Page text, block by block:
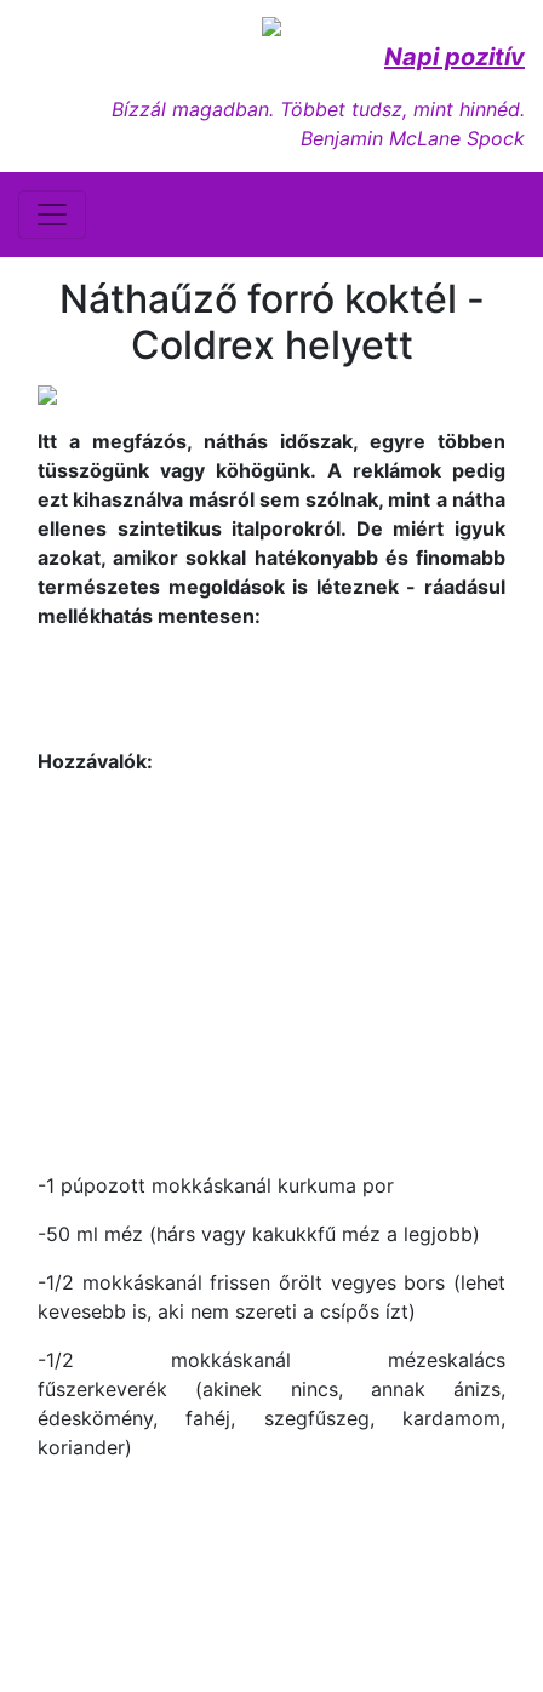
Napi pozitív
Bízzál magadban. Többet tudsz, mint hinnéd.
Benjamin McLane Spock
Náthaűző forró koktél -
Coldrex helyett
Itt a megfázós, náthás időszak, egyre többen
tüsszögünk vagy köhögünk. A reklámok pedig
ezt kihasználva másról sem szólnak, mint a nátha
ellenes szintetikus italporokról. De miért igyuk
azokat, amikor sokkal hatékonyabb és finomabb
természetes megoldások is léteznek - ráadásul
mellékhatás mentesen:
Hozzávalók:
-1 púpozott mokkáskanál kurkuma por
-50 ml méz (hárs vagy kakukkfű méz a legjobb)
-1/2 mokkáskanál frissen őrölt vegyes bors (lehet
kevesebb is, aki nem szereti a csípős ízt)
-1/2 mokkáskanál mézeskalács
fűszerkeverék (akinek nincs, annak ánizs,
édeskömény, fahéj, szegfűszeg, kardamom,
koriander)